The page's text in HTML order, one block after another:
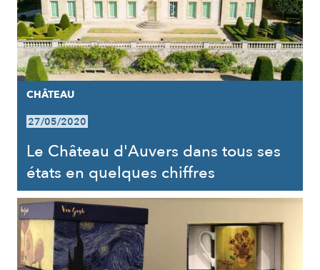
CHÂTEAU
27/05/2020
Le Château d'Auvers dans tous ses
états en quelques chiffres